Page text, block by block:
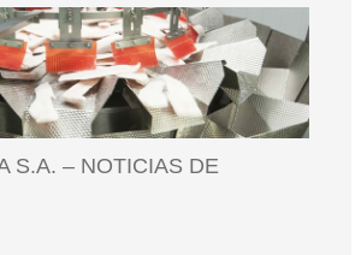
S.A. – NOTICIAS DE